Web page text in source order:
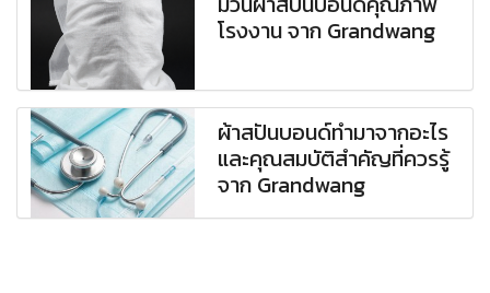
โรงงาน จาก Grandwang
ผ้าสปันบอนด์ทำมาจากอะไร
และคุณสมบัติสำคัญที่ควรรู้
จาก Grandwang